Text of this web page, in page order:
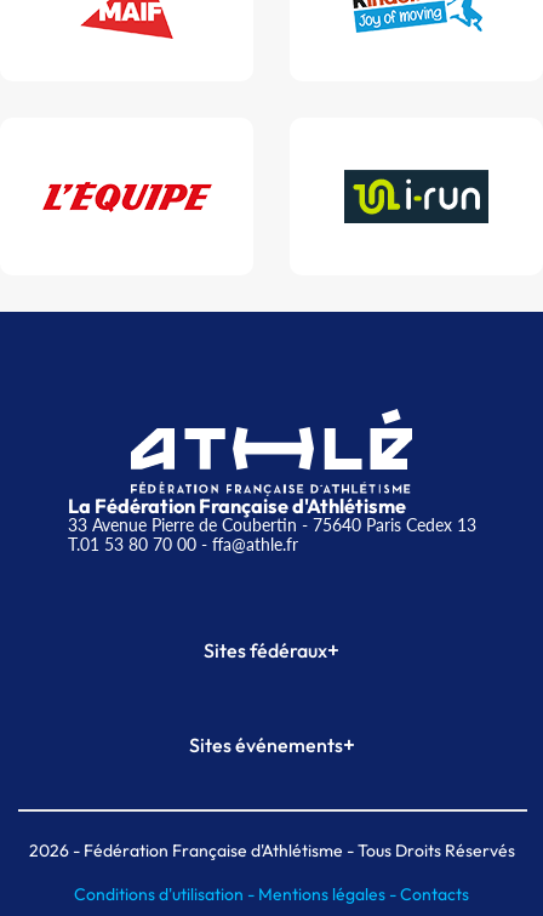
La Fédération Française d'Athlétisme
33 Avenue Pierre de Coubertin - 75640 Paris Cedex 13
T.01 53 80 70 00- ffa@athle.fr
Sites fédéraux+
Plateforme Formation
Sites événements+
Meeting de Paris indoor
MAIF Ekiden de Paris
2026- Fédération Française d'Athlétisme - Tous Droits Réservés
Conditions d'utilisation - Mentions légales -Contacts